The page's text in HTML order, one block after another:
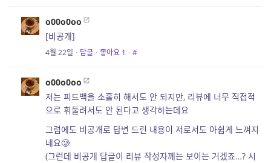
o00o0oo
[비공개]
4월 22일 · 답글 · 좋아요 1 · #
o00o0oo
저는 피드백을 소홀히 해서도 안 되지만, 리뷰에 너무 직접적
으로 휘둘려서도 안 된다고 생각하는데요
그럼에도 비공개로 답변 드린 내용이 저로서도 아쉽게 느껴지
네요🥲
(그런데 비공개 답글이 리뷰 작성자께는 보이는 거겠죠…? 시